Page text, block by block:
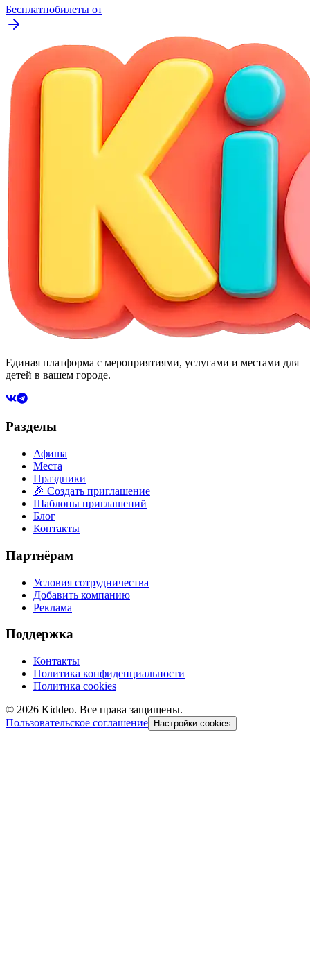
Бесплатнобилеты от
Единая платформа с мероприятиями, услугами и местами для
детей в вашем городе.
Разделы
Афиша
Места
Праздники
🎉 Создать приглашение
Шаблоны приглашений
Блог
Контакты
Партнёрам
Условия сотрудничества
Добавить компанию
Реклама
Поддержка
Контакты
Политика конфиденциальности
Политика cookies
© 2026 Kiddeo. Все права защищены.
Пользовательское соглашение
Настройки cookies